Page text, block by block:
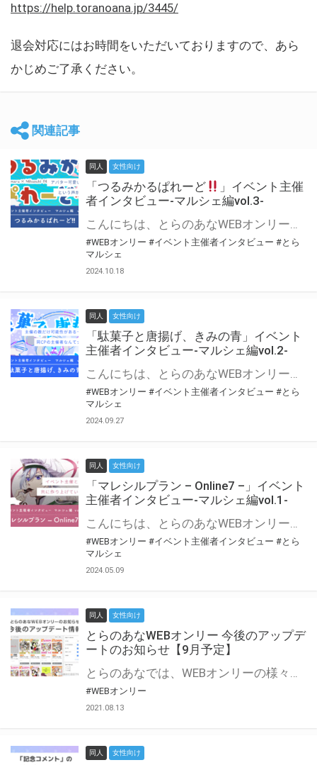
https://help.toranoana.jp/3445/
退会対応にはお時間をいただいておりますので、あら
かじめご了承ください。
関連記事
同人 女性向け
「つるみかるぱれーど
」イベント主催
者インタビュー-マルシェ編vol.3-
こんにちは、とらのあなWEBオンリー運営スタッフです。 新たにお届けする、イベント主催者インタビュー-マルシェ編-は、 とらのあなWEBオンリー「マルシェ」をご利用した主催様に 「マルシェ」を使って開催した感想や心がけをお聞きする企画です。 今回は、WEBオンリー初開催「つるみかるぱれーど
#WEBオンリー #イベント主催者インタビュー #とら
マルシェ
2024.10.18
同人 女性向け
「駄菓子と唐揚げ、きみの青」イベント
主催者インタビュー-マルシェ編vol.2-
こんにちは、とらのあなWEBオンリー運営スタッフです。 新たにお届けする、イベント主催者インタビュー-マルシェ編-は、 とらのあなWEBオンリー「マルシェ」をご利用の主催様に 「マルシェ」を使ってイベントを開催した感想や心がけをお聞きする企画です。 今回は、WEBオンリー初開催「駄菓子と唐揚げ、きみの青」より、 主催のぎこ六屋様にお話を伺いました。 協力：ぎこ六屋様／イベント公式Twitter（@krkgwks） とらのあなWEBオンリー「マルシェ」とは？ WEBオンリーでリアルタイムでコミュニケーションがとれるオンライン会場です。
#WEBオンリー #イベント主催者インタビュー #とら
マルシェ
2024.09.27
同人 女性向け
「マレシルプラン – Online7 –」イベント
主催者インタビュー-マルシェ編vol.1-
こんにちは、とらのあなWEBオンリー運営スタッフです。 新たにお届けする、イベント主催者インタビュー-マルシェ編-は、 とらのあなWEBオンリー「マルシェ」をご利用した主催様に 「マルシェ」を使って開催した感想や心がけをお聞きする企画です。 今回は、WEBオンリー開催7回目迎えた「マレシルプラン – Online7 –」より、 主催の玉川うた様にお話を伺いました。 ▼マレシルプランのインタビュー前回記事 「イベント主催者インタビュー vol.6」はこちら 協力：玉川うた様（マレシルプラン実行委員会 代表）／イベント公式Twitter（@mallesil_plan） とらのあなWEBオンリー「マルシェ」とは？ WEBオンリーでリアルタイムでコミュニケーションがとれるオンライン会場です。
#WEBオンリー #イベント主催者インタビュー #とら
マルシェ
2024.05.09
同人 女性向け
とらのあなWEBオンリー 今後のアップデ
ートのお知らせ【9月予定】
とらのあなでは、WEBオンリーの様々な支援を実施しています。 今回は2021年9月に実装を予定しているアップデート情報についてご紹介いたします。 とらのあなWEBオンリーサイトはこちら
#WEBオンリー
2021.08.13
同人 女性向け